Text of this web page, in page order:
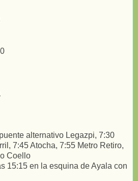
alternativo Legazpi, 7:30
7:45 Atocha, 7:55 Metro Retiro,
Coello
15:15 en la esquina de Ayala con